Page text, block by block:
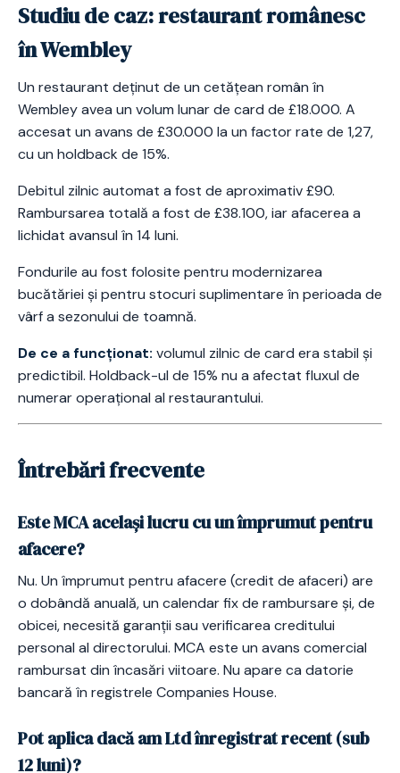
Studiu de caz: restaurant românesc
în Wembley
Un restaurant deținut de un cetățean român în
Wembley avea un volum lunar de card de £18.000. A
accesat un avans de £30.000 la un factor rate de 1,27,
cu un holdback de 15%.
Debitul zilnic automat a fost de aproximativ £90.
Rambursarea totală a fost de £38.100, iar afacerea a
lichidat avansul în 14 luni.
Fondurile au fost folosite pentru modernizarea
bucătăriei și pentru stocuri suplimentare în perioada de
vârf a sezonului de toamnă.
De ce a funcționat: volumul zilnic de card era stabil și
predictibil. Holdback-ul de 15% nu a afectat fluxul de
numerar operațional al restaurantului.
Întrebări frecvente
Este MCA același lucru cu un împrumut pentru
afacere?
Nu. Un împrumut pentru afacere (credit de afaceri) are
o dobândă anuală, un calendar fix de rambursare și, de
obicei, necesită garanții sau verificarea creditului
personal al directorului. MCA este un avans comercial
rambursat din încasări viitoare. Nu apare ca datorie
bancară în registrele Companies House.
Pot aplica dacă am Ltd înregistrat recent (sub
12 luni)?